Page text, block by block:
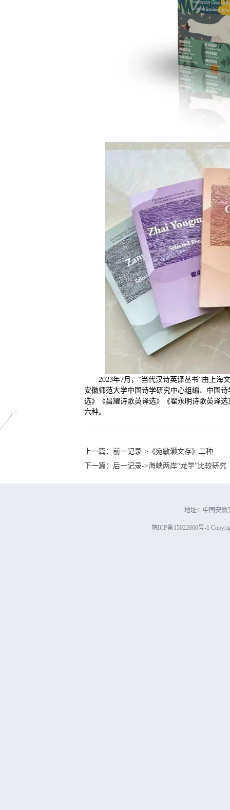
2023年7月，“当代汉诗英译丛书”由上海
安徽师范大学中国诗学研究中心组编、中国
选》《昌耀诗歌英译选》《翟永明诗歌英译
六种。
上一篇：前一记录->《宛敏灏文存》二种
下一篇：后一记录->海峡两岸“龙学”比较研究
地址：中国安
皖ICP备15022060号-1